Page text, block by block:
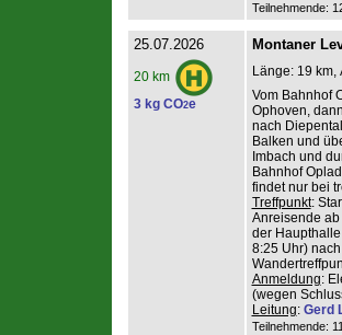
Teilnehmende:
25.07.2026
20 km
3 kg CO2e
Montaner
Länge: 19 km,
Vom Bahnhof
Ophoven,
nach
Balken und
Imbach und
Bahnhof
findet nur bei
Treffpunkt:
Anreisende
der
8:25 Uhr)
Anmeldung:
(wegen
Leitung: Gerd
Teilnehmende: